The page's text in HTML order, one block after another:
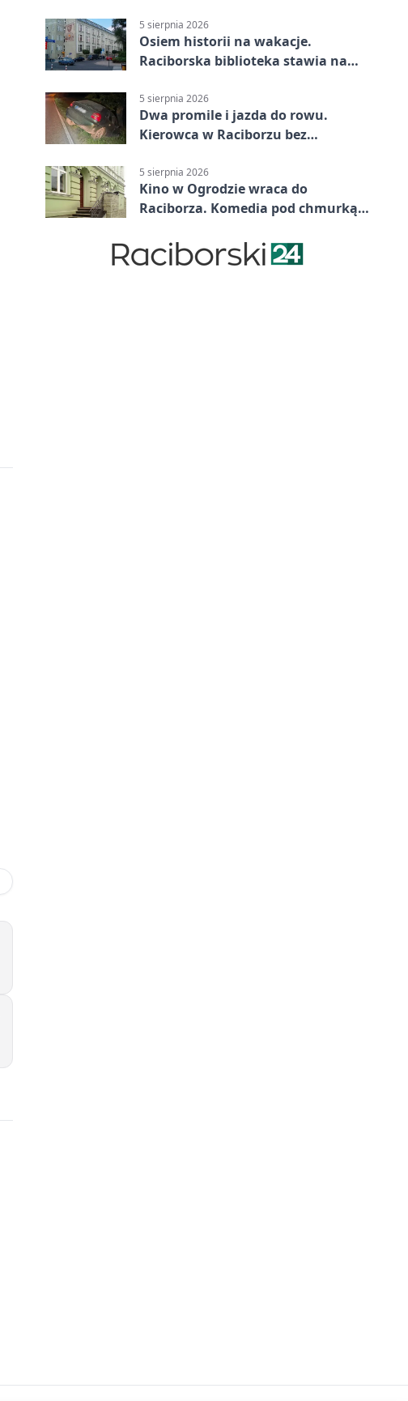
5 sierpnia 2026
Osiem historii na wakacje.
Raciborska biblioteka stawia na
5 sierpnia 2026
Dwa promile i jazda do rowu.
Kierowca w Raciborzu bez
5 sierpnia 2026
Kino w Ogrodzie wraca do
Raciborza. Komedia pod chmurką